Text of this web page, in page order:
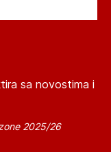
sa novostima i
2025/26